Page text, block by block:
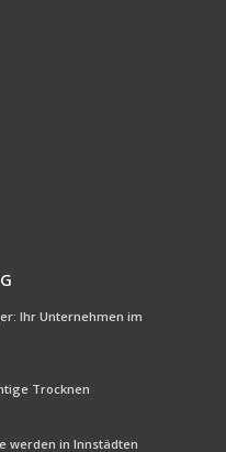
Ihr Unternehmen im
Trocknen
werden in Innstädten